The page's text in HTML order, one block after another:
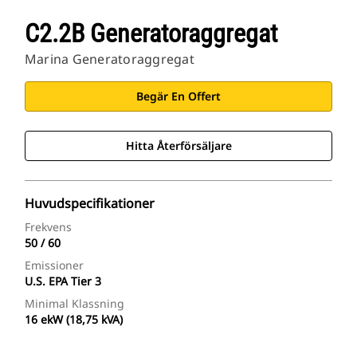
C2.2B Generatoraggregat
Marina Generatoraggregat
Begär En Offert
Hitta Återförsäljare
Huvudspecifikationer
Frekvens
50 / 60
Emissioner
U.S. EPA Tier 3
Minimal Klassning
16 ekW (18,75 kVA)